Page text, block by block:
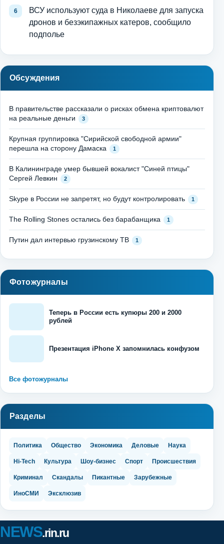
ВСУ используют суда в Николаеве для запуска
дронов и безэкипажных катеров, сообщило
подполье
Обсуждения
В правительстве рассказали о рисках обмена криптовалют
на реальные деньги
3
Крупная группировка "Сирийской свободной армии"
перешла на сторону Дамаска
1
В Калининграде умер бывшей вокалист "Синей птицы"
Сергей Левкин
2
Skype в России не запретят, но будут контролировать 1
The Rolling Stones остались без барабанщика 1
Путин дал интервью грузинскому ТВ 1
Фотожурналы
Теперь в России есть купюры 200 и 2000
рублей
Презентация iPhone X запомнилась конфузом
Все фотожурналы
Разделы
Политика Общество Экономика Деловые Наука
Hi-Tech Культура Шоу-бизнес Спорт Происшествия
Криминал Скандалы Пикантные Зарубежные
ИноСМИ Эксклюзив
NEWS.rin.ru